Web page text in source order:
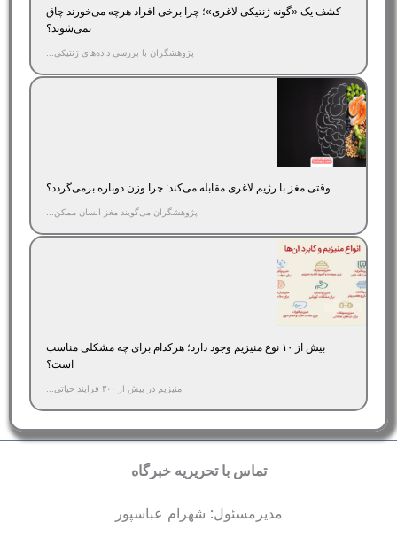
کشف یک «گونه ژنتیکی لاغری»؛ چرا برخی افراد هرچه می‌خورند چاق
نمی‌شوند؟
پژوهشگران با بررسی داده‌های ژنتیکی...
وقتی مغز با رژیم لاغری مقابله می‌کند: چرا وزن دوباره برمی‌گردد؟
پژوهشگران می‌گویند مغز انسان ممکن...
بیش از ۱۰ نوع منیزیم وجود دارد؛ هر‌کدام برای چه مشکلی مناسب‌
است؟
منیزیم در بیش از ۳۰۰ فرایند حیاتی...
تماس با تحریریه خبرگاه
مدیرمسئول: شهرام عباسپور